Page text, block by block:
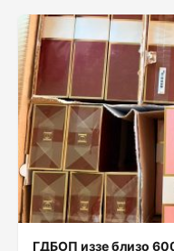
ГДБОП иззе близо